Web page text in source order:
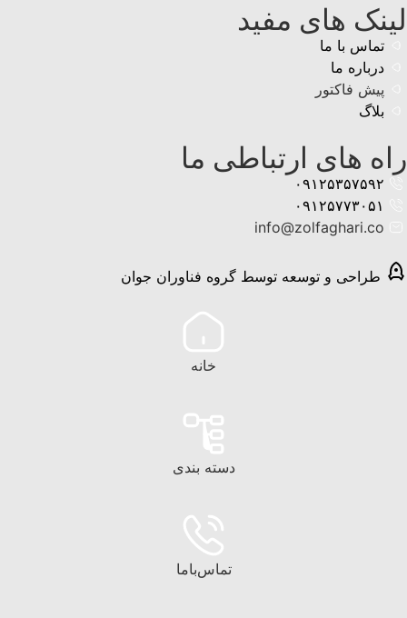
لینک های مفید
تماس با ما
درباره ما
پیش فاکتور
بلاگ
راه های ارتباطی ما
۰۹۱۲۵۳۵۷۵۹۲
۰۹۱۲۵۷۷۳۰۵۱
info@zolfaghari.co
طراحی و توسعه توسط گروه فناوران جوان
خانه
دسته بندی
تماس‌با‌ما